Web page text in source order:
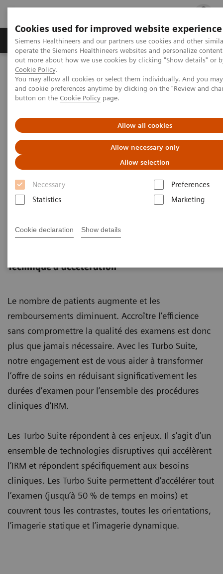
Cookies used for improved website experience
Siemens Healthineers and our partners use cookies and other
operate the Siemens Healthineers websites and personalize
out more about how we use cookies by clicking "Show details" or
Cookie Policy.
You may allow all cookies or select them individually. And you
and cookie preferences anytime by clicking on the "Review and
button on the Cookie Policy page.
Allow all cookies
Allow necessary only
Allow selection
Necessary
Preferences
Statistics
Marketing
Cookie declaration Show details
Produits & services Support & formations
Accueil
Imagerie Médicale
Imagerie par résonance magnétique
Technologies et Innovations
Turbo Suite
Technique d’accélération
Le nombre de patients augmente et les
remboursements diminuent. Accroître l’efficience
sans compromettre la qualité des examens est donc
plus que jamais nécessaire. Avec les Turbo Suite,
notre engagement est de vous aider à transformer
l’offre de soins en réduisant significativement les
durées d’examen pour l’ensemble des procédures
cliniques d’IRM.
Les Turbo Suite répondent à ces enjeux. Il s’agit d’un
ensemble de technologies disruptives qui accélèrent
l’IRM et répondent spécifiquement aux besoins
cliniques. Les Turbo Suite permettent d’accélérer tout
l’examen (jusqu’à 50 % de temps en moins) et
couvrent tous les contrastes, toutes les orientations,
l’imagerie statique et l’imagerie dynamique.